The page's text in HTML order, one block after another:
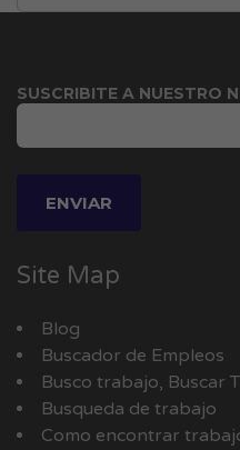
SUSCRIBITE A NUESTRO
Site Map
Blog
Buscador de Empleos
Busco trabajo, Buscar
Busqueda de trabajo
Como encontrar